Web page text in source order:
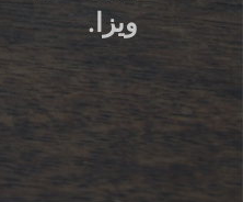
ویزا.